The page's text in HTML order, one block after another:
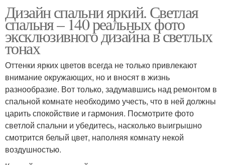
Дизайн спальни яркий. Светлая
спальня – 140 реальных фото
эксклюзивного дизайна в светлых
тонах
Оттенки ярких цветов всегда не только привлекают
внимание окружающих, но и вносят в жизнь
разнообразие. Вот только, задумавшись над ремонтом в
спальной комнате необходимо учесть, что в ней должны
царить спокойствие и гармония. Посмотрите фото
светлой спальни и убедитесь, насколько выигрышно
смотрится белый цвет, наполняя комнату некой
воздушностью.